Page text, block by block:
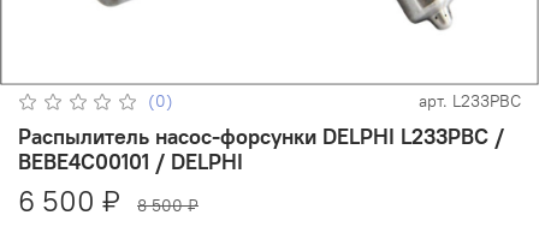
(0) арт. L233PBC
Распылитель насос-форсунки DELPHI L233PBC /
BEBE4C00101 / DELPHI
6 500 ₽ 8 500 ₽